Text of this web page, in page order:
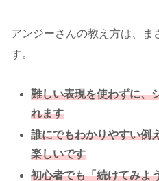
アンジーさんの教え方は、
す。
難しい表現を使わずに、
れます
誰にでもわかりやすい例
楽しいです
初心者でも「続けてみよ